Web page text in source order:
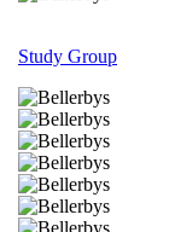
Study Group